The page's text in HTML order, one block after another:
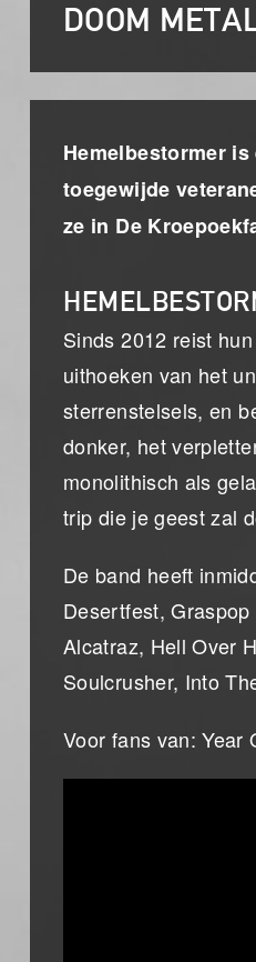
DOOM
Hemelbestormer
toegewijde
ze in De
Sinds 2012 reist
uithoeken van het
sterrenstelsels, en
donker, het
monolithisch als
trip die je geest zal
De band heeft
Desertfest,
Alcatraz, Hell Over
Soulcrusher, Into
Voor fans van: Year